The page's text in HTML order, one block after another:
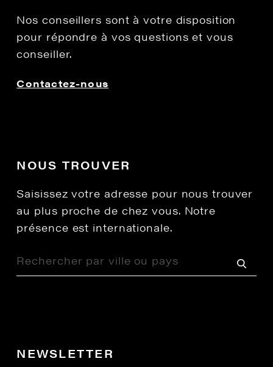
Nos conseillers sont à votre disposition
pour répondre à vos questions et vous
conseiller.
Contactez-nous
NOUS TROUVER
Saisissez votre adresse pour nous trouver
au plus proche de chez vous. Notre
présence est internationale.
NEWSLETTER